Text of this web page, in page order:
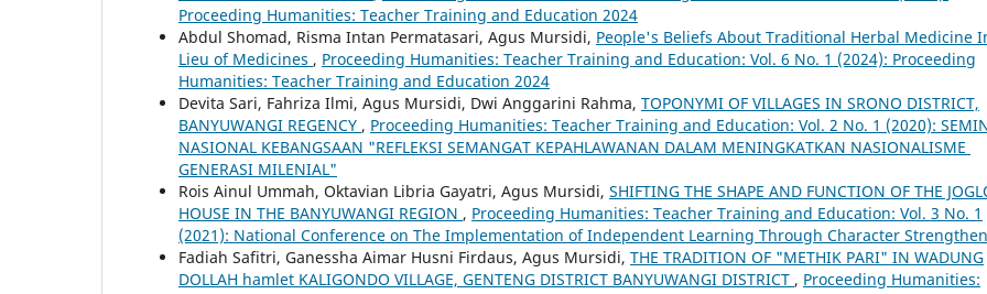
Proceeding Humanities: Teacher Training and Education 2024
Abdul Shomad, Risma Intan Permatasari, Agus Mursidi, People's Beliefs About Traditional Herbal Medicine
Lieu of Medicines , Proceeding Humanities: Teacher Training and Education: Vol. 6 No. 1 (2024): Proceeding
Humanities: Teacher Training and Education 2024
Devita Sari, Fahriza Ilmi, Agus Mursidi, Dwi Anggarini Rahma, TOPONYMI OF VILLAGES IN SRONO DISTRICT,
BANYUWANGI REGENCY , Proceeding Humanities: Teacher Training and Education: Vol. 2 No. 1 (2020):
NASIONAL KEBANGSAAN "REFLEKSI SEMANGAT KEPAHLAWANAN DALAM MENINGKATKAN NASIONALISME
GENERASI MILENIAL"
Rois Ainul Ummah, Oktavian Libria Gayatri, Agus Mursidi, SHIFTING THE SHAPE AND FUNCTION OF THE
HOUSE IN THE BANYUWANGI REGION , Proceeding Humanities: Teacher Training and Education: Vol. 3 No. 1
(2021): National Conference on The Implementation of Independent Learning Through Character
Fadiah Safitri, Ganessha Aimar Husni Firdaus, Agus Mursidi, THE TRADITION OF "METHIK PARI" IN WADUNG
DOLLAH hamlet KALIGONDO VILLAGE, GENTENG DISTRICT BANYUWANGI DISTRICT , Proceeding Humanities: